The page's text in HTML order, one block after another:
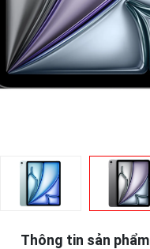
Thông tin sản phẩm